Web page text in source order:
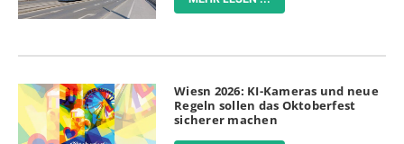
Wiesn 2026: KI-Kameras und neue
Regeln sollen das Oktoberfest
sicherer machen